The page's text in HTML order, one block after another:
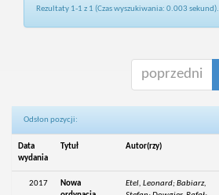
Rezultaty 1-1 z 1 (Czas wyszukiwania: 0.003 sekund).
poprzedni
Odsłon pozycji:
Data
wydania
Tytuł Autor(rzy)
2017
Nowa
Etel, Leonard; Babiarz,